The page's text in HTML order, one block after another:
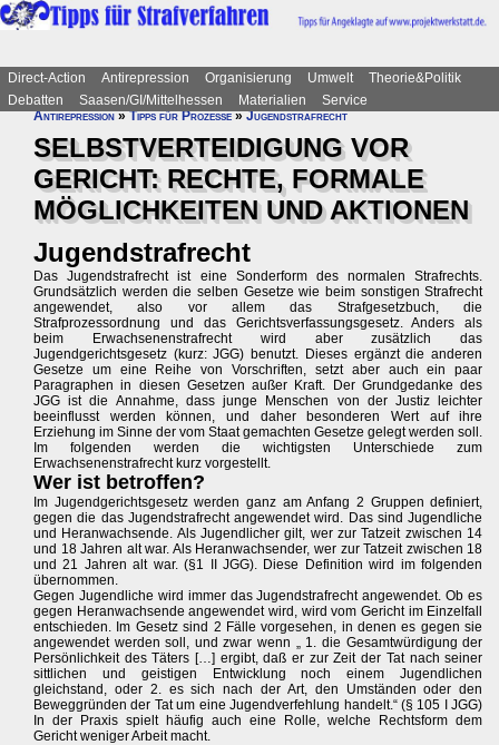
Direct-Action Antirepression Organisierung Umwelt
Theorie&Politik
Debatten
Saasen/GI/Mittelhessen Materialien
Service
Antirepression»Tipps für Prozesse»Jugendstrafrecht
SELBSTVERTEIDIGUNG VOR
GERICHT: RECHTE, FORMALE
MÖGLICHKEITEN UND AKTIONEN
Jugendstrafrecht
Das Jugendstrafrecht ist eine Sonderform des normalen Strafrechts.
Grundsätzlich werden die selben Gesetze wie beim sonstigen Strafrecht
angewendet, also vor allem das Strafgesetzbuch, die
Strafprozessordnung und das Gerichtsverfassungsgesetz. Anders als
beim Erwachsenenstrafrecht wird aber zusätzlich das
Jugendgerichtsgesetz (kurz: JGG) benutzt. Dieses ergänzt die anderen
Gesetze um eine Reihe von Vorschriften, setzt aber auch ein paar
Paragraphen in diesen Gesetzen außer Kraft. Der Grundgedanke des
JGG ist die Annahme, dass junge Menschen von der Justiz leichter
beeinflusst werden können, und daher besonderen Wert auf ihre
Erziehung im Sinne der vom Staat gemachten Gesetze gelegt werden soll.
Im folgenden werden die wichtigsten Unterschiede zum
Erwachsenenstrafrecht kurz vorgestellt.
Wer ist betroffen?
Im Jugendgerichtsgesetz werden ganz am Anfang 2 Gruppen definiert,
gegen die das Jugendstrafrecht angewendet wird. Das sind Jugendliche
und Heranwachsende. Als Jugendlicher gilt, wer zur Tatzeit zwischen 14
und 18 Jahren alt war. Als Heranwachsender, wer zur Tatzeit zwischen 18
und 21 Jahren alt war. (§1 II JGG). Diese Definition wird im folgenden
übernommen.
Gegen Jugendliche wird immer das Jugendstrafrecht angewendet. Ob es
gegen Heranwachsende angewendet wird, wird vom Gericht im Einzelfall
entschieden. Im Gesetz sind 2 Fälle vorgesehen, in denen es gegen sie
angewendet werden soll, und zwar wenn „ 1. die Gesamtwürdigung der
Persönlichkeit des Täters […] ergibt, daß er zur Zeit der Tat nach seiner
sittlichen und geistigen Entwicklung noch einem Jugendlichen
gleichstand, oder 2. es sich nach der Art, den Umständen oder den
Beweggründen der Tat um eine Jugendverfehlung handelt.“ (§ 105 I JGG)
In der Praxis spielt häufig auch eine Rolle, welche Rechtsform dem
Gericht weniger Arbeit macht.